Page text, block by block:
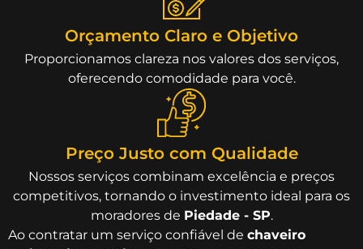
Orçamento Claro e Objetivo
Proporcionamos clareza nos valores dos serviços,
oferecendo comodidade para você.
Preço Justo com Qualidade
Nossos serviços combinam excelência e preços
competitivos, tornando o investimento ideal para os
moradores de Piedade - SP.
Ao contratar um serviço confiável de chaveiro